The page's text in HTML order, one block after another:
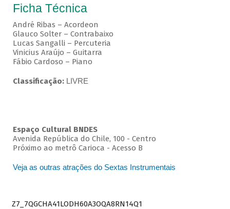
Ficha Técnica
André Ribas – Acordeon
Glauco Solter – Contrabaixo
Lucas Sangalli – Percuteria
Vinicius Araújo – Guitarra
Fábio Cardoso – Piano
Classificação: LIVRE
Espaço Cultural BNDES
Avenida República do Chile, 100 - Centro
Próximo ao metrô Carioca - Acesso B
Veja as outras atrações do Sextas Instrumentais
Z7_7QGCHA41LODH60A3OQA8RN14Q1